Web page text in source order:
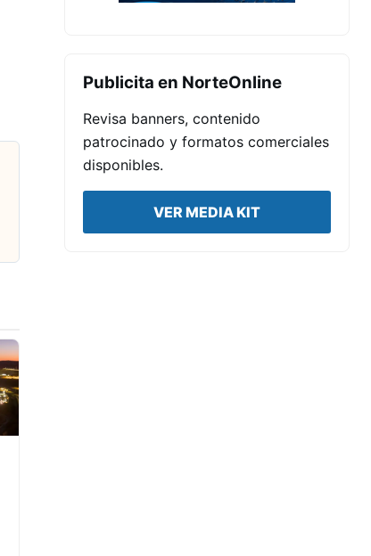
Publicita en NorteOnline
Revisa banners, contenido
patrocinado y formatos comerciales
disponibles.
VER MEDIA KIT